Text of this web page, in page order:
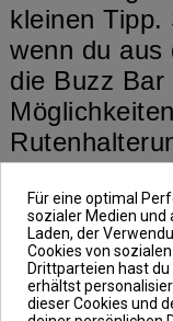
kleinen Tipp.
wenn du aus
die Buzz
montieren
ist diese
ausgelegt.
Nutzen
Für eine optimal
sozialer Medien und
Laden, der
Cookies von
Drittparteien hast
erhältst
dieser Cookies und